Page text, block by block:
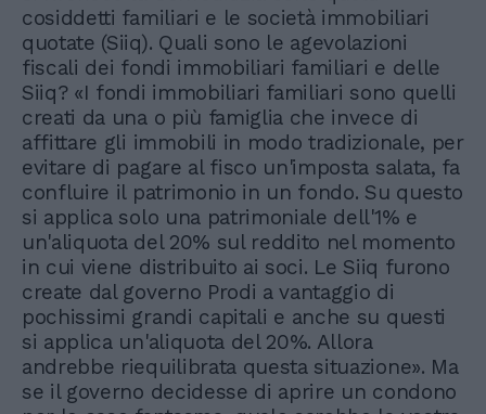
cosiddetti familiari e le società immobiliari
quotate (Siiq). Quali sono le agevolazioni
fiscali dei fondi immobiliari familiari e delle
Siiq? «I fondi immobiliari familiari sono quelli
creati da una o più famiglia che invece di
affittare gli immobili in modo tradizionale, per
evitare di pagare al fisco un'imposta salata, fa
confluire il patrimonio in un fondo. Su questo
si applica solo una patrimoniale dell'1% e
un'aliquota del 20% sul reddito nel momento
in cui viene distribuito ai soci. Le Siiq furono
create dal governo Prodi a vantaggio di
pochissimi grandi capitali e anche su questi
si applica un'aliquota del 20%. Allora
andrebbe riequilibrata questa situazione». Ma
se il governo decidesse di aprire un condono